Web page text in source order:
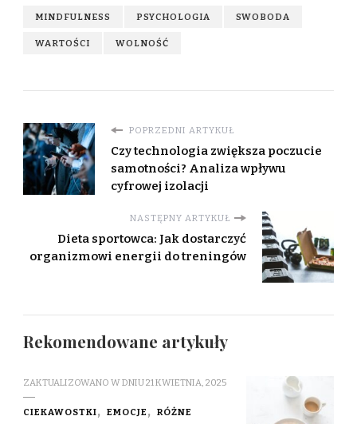
MINDFULNESS PSYCHOLOGIA SWOBODA
WARTOŚCI WOLNOŚĆ
POPRZEDNI ARTYKUŁ
Czy technologia zwiększa poczucie
samotności? Analiza wpływu
cyfrowej izolacji
NASTĘPNY ARTYKUŁ
Dieta sportowca: Jak dostarczyć
organizmowi energii do treningów
Rekomendowane artykuły
ZAKTUALIZOWANO W DNIU21 KWIETNIA, 2025
CIEKAWOSTKI EMOCJE RÓŻNE